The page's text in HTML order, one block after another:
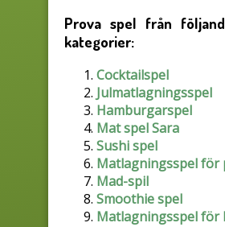
Prova spel från
kategorier:
Cocktailspel
Julmatlagningsspel
Hamburgarspel
Mat spel Sara
Sushi spel
Matlagningsspel för
Mad-spil
Smoothie spel
Matlagningsspel för